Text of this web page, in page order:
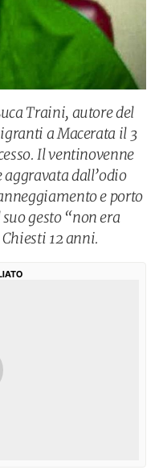
Traini, autore del
a Macerata il 3
Il ventinovenne
dall’odio
e porto
gesto “non era
12 anni.